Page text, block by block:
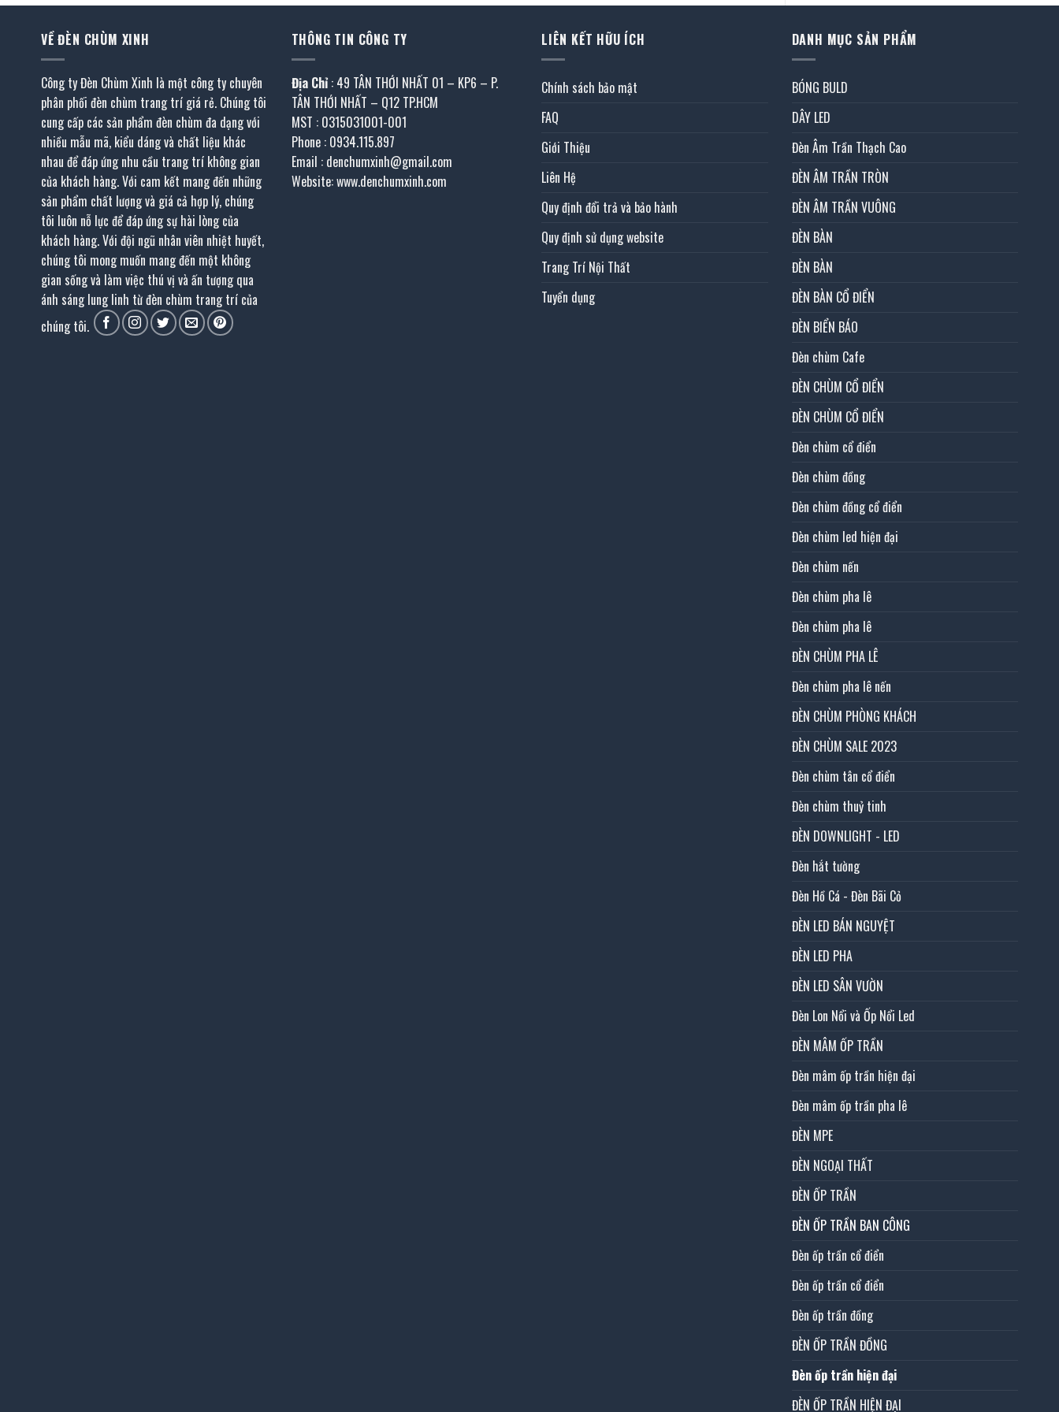
VỀ ĐÈN CHÙM XINH
Công ty Đèn Chùm Xinh là một công ty chuyên
phân phối đèn chùm trang trí giá rẻ. Chúng tôi
cung cấp các sản phẩm đèn chùm đa dạng với
nhiều mẫu mã, kiểu dáng và chất liệu khác
nhau để đáp ứng nhu cầu trang trí không gian
của khách hàng. Với cam kết mang đến những
sản phẩm chất lượng và giá cả hợp lý, chúng
tôi luôn nỗ lực để đáp ứng sự hài lòng của
khách hàng. Với đội ngũ nhân viên nhiệt huyết,
chúng tôi mong muốn mang đến một không
gian sống và làm việc thú vị và ấn tượng qua
ánh sáng lung linh từ đèn chùm trang trí của
chúng tôi.
THÔNG TIN CÔNG TY
Địa Chỉ : 49 TÂN THỚI NHẤT 01 – KP6 – P.
TÂN THỚI NHẤT – Q12 TP.HCM
MST : 0315031001-001
Phone : 0934.115.897
Email : denchumxinh@gmail.com
Website: www.denchumxinh.com
LIÊN KẾT HỮU ÍCH
Chính sách bảo mật
FAQ
Giới Thiệu
Liên Hệ
Quy định đổi trả và bảo hành
Quy định sử dụng website
Trang Trí Nội Thất
Tuyển dụng
DANH MỤC SẢN PHẨM
BÓNG BULD
DÂY LED
Đèn Âm Trần Thạch Cao
ĐÈN ÂM TRẦN TRÒN
ĐÈN ÂM TRẦN VUÔNG
ĐÈN BÀN
ĐÈN BÀN
ĐÈN BÀN CỔ ĐIỂN
ĐÈN BIỂN BÁO
Đèn chùm Cafe
ĐÈN CHÙM CỔ ĐIỂN
ĐÈN CHÙM CỔ ĐIỂN
Đèn chùm cổ điển
Đèn chùm đồng
Đèn chùm đồng cổ điển
Đèn chùm led hiện đại
Đèn chùm nến
Đèn chùm pha lê
Đèn chùm pha lê
ĐÈN CHÙM PHA LÊ
Đèn chùm pha lê nến
ĐÈN CHÙM PHÒNG KHÁCH
ĐÈN CHÙM SALE 2023
Đèn chùm tân cổ điển
Đèn chùm thuỷ tinh
ĐÈN DOWNLIGHT - LED
Đèn hắt tường
Đèn Hồ Cá - Đèn Bãi Cỏ
ĐÈN LED BÁN NGUYỆT
ĐÈN LED PHA
ĐÈN LED SÂN VƯỜN
Đèn Lon Nổi và Ốp Nổi Led
ĐÈN MÂM ỐP TRẦN
Đèn mâm ốp trần hiện đại
Đèn mâm ốp trần pha lê
ĐÈN MPE
ĐÈN NGOẠI THẤT
ĐÈN ỐP TRẦN
ĐÈN ỐP TRẦN BAN CÔNG
Đèn ốp trần cổ điển
Đèn ốp trần cổ điển
Đèn ốp trần đồng
ĐÈN ỐP TRẦN ĐỒNG
Đèn ốp trần hiện đại
ĐÈN ỐP TRẦN HIỆN ĐẠI